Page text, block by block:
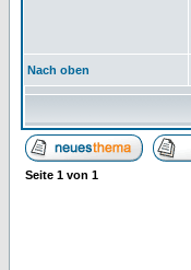
Nach oben
Seite 1 von 1